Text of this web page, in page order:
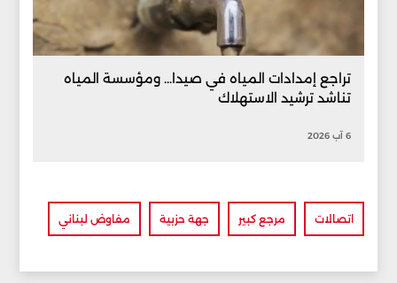
تراجع إمدادات المياه في صيدا... ومؤسسة المياه
تناشد ترشيد الاستهلاك
6 آب 2026
اتصالات مرجع كبير جهة حزبية مفاوض لبناني